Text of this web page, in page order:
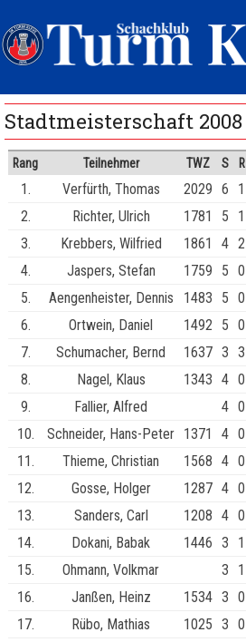
Stadtmeisterschaft 2008
Rang Teilnehmer TWZ S R
1. Verfürth, Thomas 2029 6 1
2.
Richter, Ulrich 1781 5 1
3.
Krebbers, Wilfried 1861 4 2
4.
Jaspers, Stefan 1759 5 0
5.
Aengenheister, Dennis 1483 5 0
6.
Ortwein, Daniel 1492 5 0
7.
Schumacher, Bernd 1637 3 3
8.
Nagel, Klaus 1343 4 0
9.
Fallier, Alfred 4 0
10.
Schneider, Hans-Peter 1371 4 0
11.
Thieme, Christian 1568 4 0
12.
Gosse, Holger 1287 4 0
13.
Sanders, Carl 1208 4 0
14.
Dokani, Babak 1446 3 1
15.
Ohmann, Volkmar 3 1
16.
Janßen, Heinz 1534 3 0
17.
Rübo, Mathias 1025 3 0